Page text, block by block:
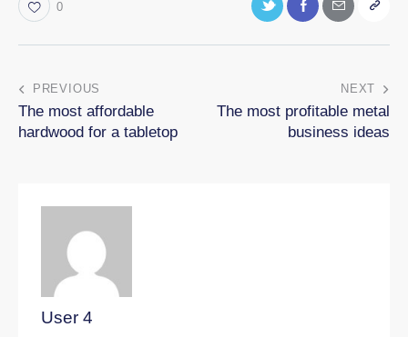
0
PREVIOUS
The most affordable
hardwood for a tabletop
NEXT
The most profitable metal
business ideas
User 4